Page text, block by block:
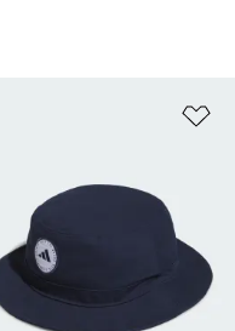
alla lista dei desideri